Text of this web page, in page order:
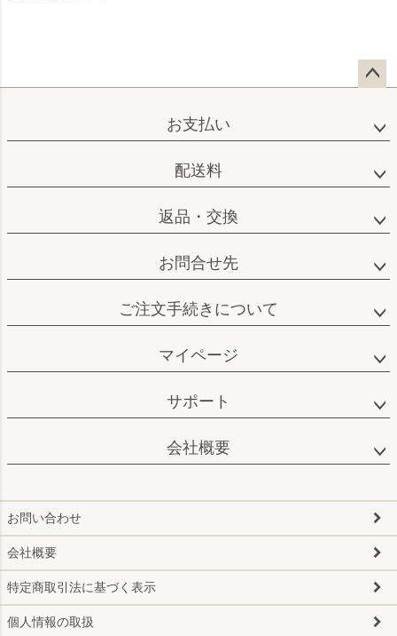
ップ
お支払い
配送料
返品・交換
お問合せ先
ご注文手続きについて
マイページ
サポート
会社概要
お問い合わせ
会社概要
特定商取引法に基づく表示
個人情報の取扱